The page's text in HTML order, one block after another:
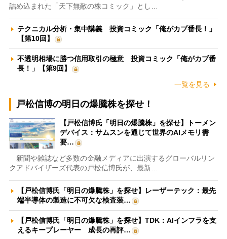
詰め込まれた「天下無敵の株コミック」とし…
テクニカル分析・集中講義 投資コミック「俺がカブ番長！」
【第10回】
不透明相場に勝つ信用取引の極意 投資コミック「俺がカブ番
長！」【第9回】
一覧を見る
戸松信博の明日の爆騰株を探せ！
【戸松信博氏「明日の爆騰株」を探せ】トーメン
デバイス：サムスンを通じて世界のAIメモリ需
要…
新聞や雑誌など多数の金融メディアに出演するグローバルリン
クアドバイザーズ代表の戸松信博氏が、最新…
【戸松信博氏「明日の爆騰株」を探せ】レーザーテック：最先
端半導体の製造に不可欠な検査装…
【戸松信博氏「明日の爆騰株」を探せ】TDK：AIインフラを支
えるキープレーヤー 成長の再評…